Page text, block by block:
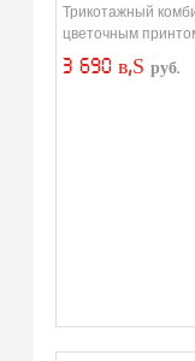
Трикотажный
цветочным
3 690 в‚Ѕ руб.